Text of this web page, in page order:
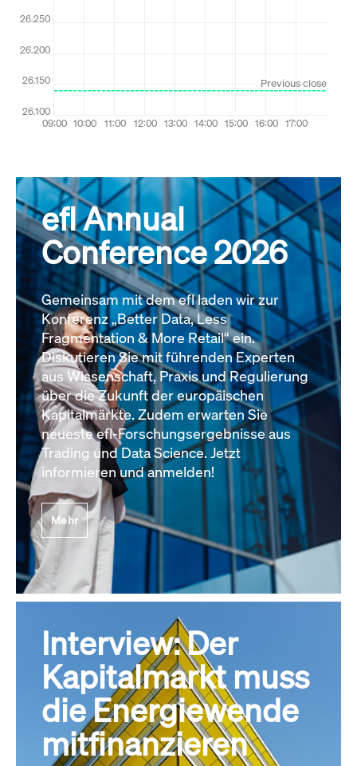
efl Annual
Conference 2026
Gemeinsam mit dem efl laden wir zur
Konferenz „Better Data, Less
Fragmentation & More Retail“ ein.
Diskutieren Sie mit führenden Experten
aus Wissenschaft, Praxis und Regulierung
über die Zukunft der europäischen
Kapitalmärkte. Zudem erwarten Sie
neueste efl-Forschungsergebnisse aus
Trading und Data Science. Jetzt
informieren und anmelden!
Mehr
Interview: Der
Kapitalmarkt muss
die Energiewende
mitfinanzieren